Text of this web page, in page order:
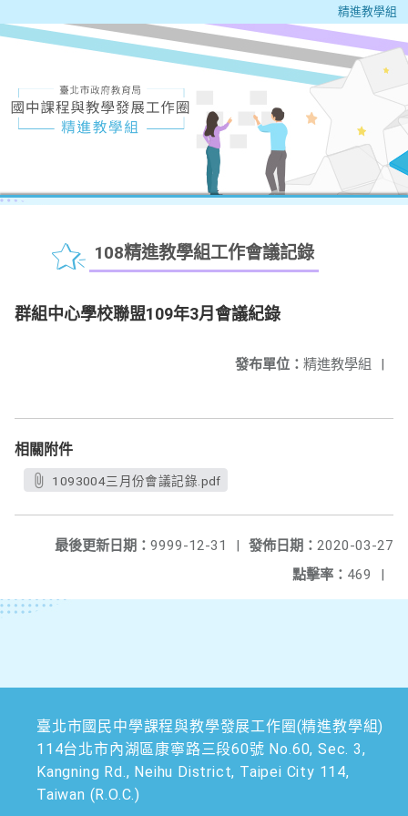
精進教學組
108精進教學組工作會議記錄
群組中心學校聯盟109年3月會議紀錄
發布單位： 精進教學組 |
相關附件
1093004三月份會議記錄.pdf
發佈日期： 2020-03-27
最後更新日期： 9999-12-31
|
點擊率： 469 |
臺北市國民中學課程與教學發展工作圈(精進教學組)
114台北市內湖區康寧路三段60號 No.60, Sec. 3,
Kangning Rd., Neihu District, Taipei City 114,
Taiwan (R.O.C.)